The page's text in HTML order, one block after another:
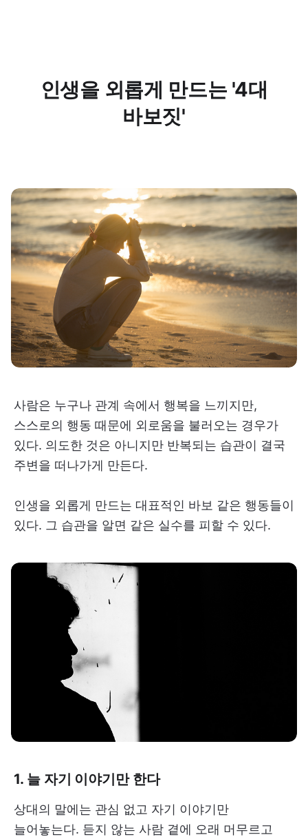
인생을 외롭게 만드는 '4대
바보짓'
사람은 누구나 관계 속에서 행복을 느끼지만,
스스로의 행동 때문에 외로움을 불러오는 경우가
있다. 의도한 것은 아니지만 반복되는 습관이 결국
주변을 떠나가게 만든다.
인생을 외롭게 만드는 대표적인 바보 같은 행동들이
있다. 그 습관을 알면 같은 실수를 피할 수 있다.
1. 늘 자기 이야기만 한다
상대의 말에는 관심 없고 자기 이야기만
늘어놓는다. 듣지 않는 사람 곁에 오래 머무르고